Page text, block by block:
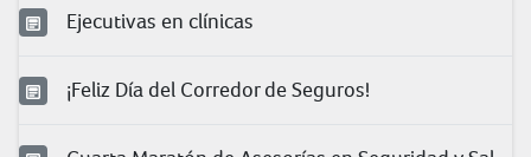
Ejecutivas en clínicas
¡Feliz Día del Corredor de Seguros!